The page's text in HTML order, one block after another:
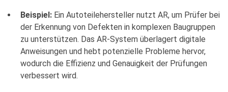
Beispiel: Ein Autoteilehersteller nutzt AR, um Prüfer bei
der Erkennung von Defekten in komplexen Baugruppen
zu unterstützen. Das AR-System überlagert digitale
Anweisungen und hebt potenzielle Probleme hervor,
wodurch die Effizienz und Genauigkeit der Prüfungen
verbessert wird.